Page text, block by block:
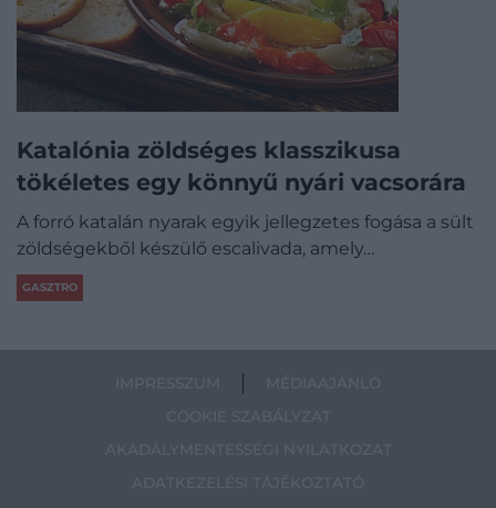
Katalónia zöldséges klasszikusa
tökéletes egy könnyű nyári vacsorára
A forró katalán nyarak egyik jellegzetes fogása a sült
zöldségekből készülő escalivada, amely…
GASZTRO